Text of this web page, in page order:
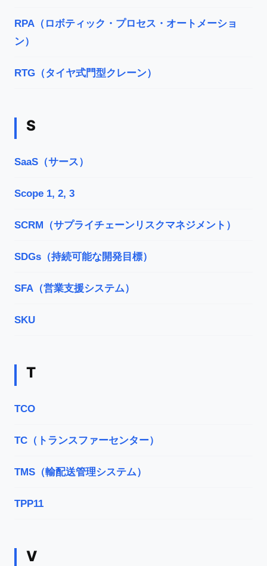
RPA（ロボティック・プロセス・オートメーショ
ン）
RTG（タイヤ式門型クレーン）
S
SaaS（サース）
Scope 1, 2, 3
SCRM（サプライチェーンリスクマネジメント）
SDGs（持続可能な開発目標）
SFA（営業支援システム）
SKU
T
TCO
TC（トランスファーセンター）
TMS（輸配送管理システム）
TPP11
V